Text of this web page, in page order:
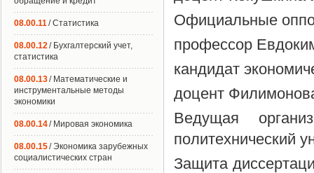
Официальные
профессор
кандидат
доцент
Ведущая
политехнический
Защита
08.00.11/ Статистика
08.00.12/ Бухгалтерский учет,
статистика
08.00.13/ Математические и
инструментальные методы
экономики
08.00.14/ Мировая экономика
08.00.15/ Экономика зарубежных
социалистических стран